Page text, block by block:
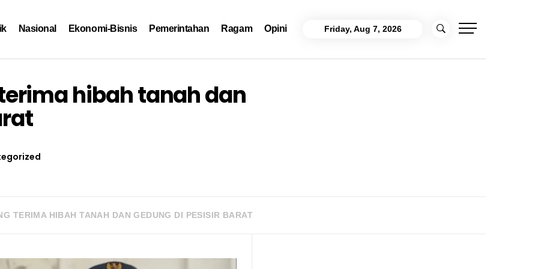
Nasional Ekonomi-Bisnis Pemerintahan Ragam Opini Friday, Aug 7, 2026
hibah tanah dan
TERIMA HIBAH TANAH DAN GEDUNG DI PESISIR BARAT